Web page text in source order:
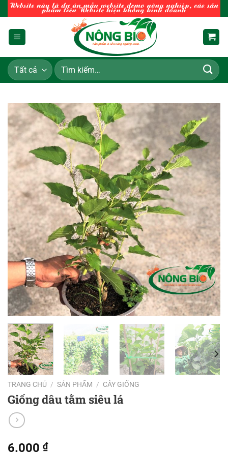
Chuyển
đến
nội
dung
Tìm
kiếm:
TRANG CHỦ / SẢN PHẨM / CÂY GIỐNG
Giống dâu tằm siêu lá
6.000 ₫